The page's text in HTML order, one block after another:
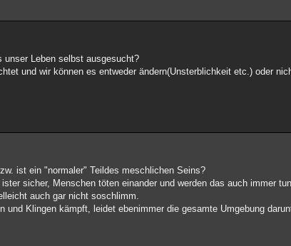
unser Leben selbst ausgesucht?
und wir können es entweder ändern(Unsterblichkeit etc.) oder
ist ein "normaler" Teildes meschlichen Seins?
sicher, Menschen töten einander und werden das auch immer
auch gar nicht soschlimm.
und Klingen kämpft, leidet ebenimmer die gesamte Umgebung